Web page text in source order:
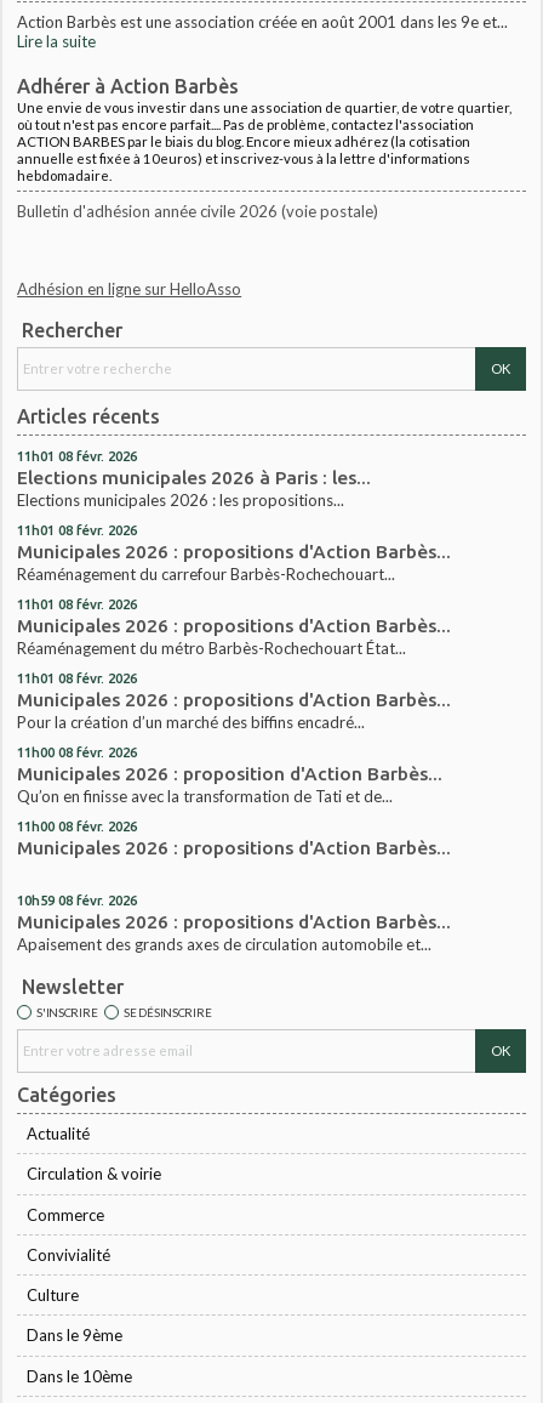
Action Barbès est une association créée en août 2001 dans les 9e et...
Lire la suite
Adhérer à Action Barbès
Une envie de vous investir dans une association de quartier, de votre quartier,
où tout n'est pas encore parfait.... Pas de problème, contactez l'association
ACTION BARBES par le biais du blog. Encore mieux adhérez (la cotisation
annuelle est fixée à 10euros) et inscrivez-vous à la lettre d'informations
hebdomadaire.
Bulletin d'adhésion année civile 2026 (voie postale)
Adhésion en ligne sur HelloAsso
Rechercher
Articles récents
11h01 08 févr. 2026
Elections municipales 2026 à Paris : les...
Elections municipales 2026 : les propositions...
11h01 08 févr. 2026
Municipales 2026 : propositions d'Action Barbès...
Réaménagement du carrefour Barbès-Rochechouart...
11h01 08 févr. 2026
Municipales 2026 : propositions d'Action Barbès...
Réaménagement du métro Barbès-Rochechouart État...
11h01 08 févr. 2026
Municipales 2026 : propositions d'Action Barbès...
Pour la création d’un marché des biffins encadré...
11h00 08 févr. 2026
Municipales 2026 : proposition d'Action Barbès...
Qu’on en finisse avec la transformation de Tati et de...
11h00 08 févr. 2026
Municipales 2026 : propositions d'Action Barbès...
10h59 08 févr. 2026
Municipales 2026 : propositions d'Action Barbès...
Apaisement des grands axes de circulation automobile et...
Newsletter
S'INSCRIRE SE DÉSINSCRIRE
Catégories
Actualité
Circulation & voirie
Commerce
Convivialité
Culture
Dans le 9ème
Dans le 10ème